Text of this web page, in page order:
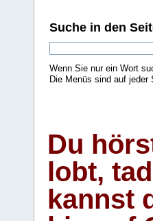
Suche in den
Wenn Sie nur ein Wort
Die Menüs sind auf jeder
Du
lobt,
kannst